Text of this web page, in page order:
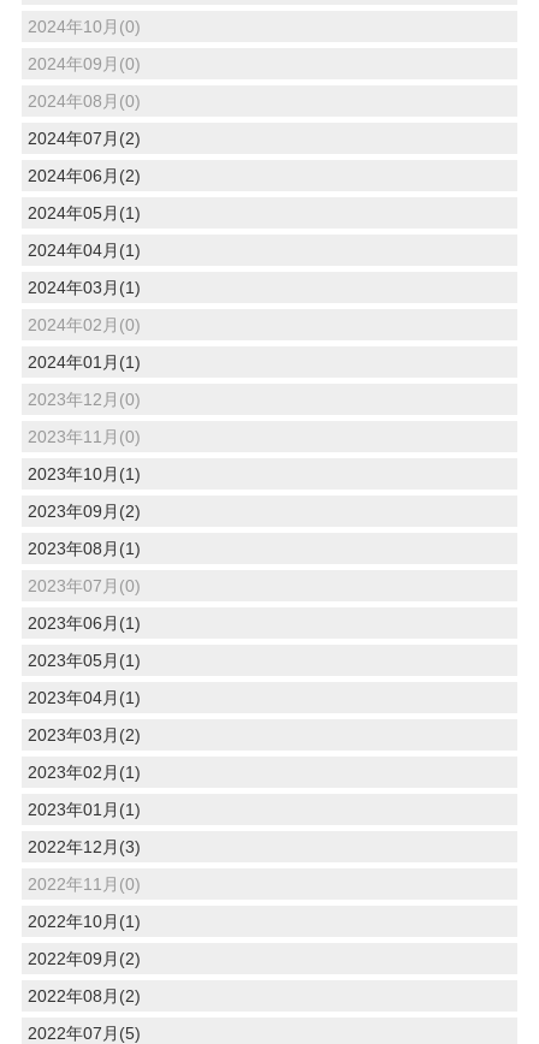
2024年10月(0)
2024年09月(0)
2024年08月(0)
2024年07月(2)
2024年06月(2)
2024年05月(1)
2024年04月(1)
2024年03月(1)
2024年02月(0)
2024年01月(1)
2023年12月(0)
2023年11月(0)
2023年10月(1)
2023年09月(2)
2023年08月(1)
2023年07月(0)
2023年06月(1)
2023年05月(1)
2023年04月(1)
2023年03月(2)
2023年02月(1)
2023年01月(1)
2022年12月(3)
2022年11月(0)
2022年10月(1)
2022年09月(2)
2022年08月(2)
2022年07月(5)